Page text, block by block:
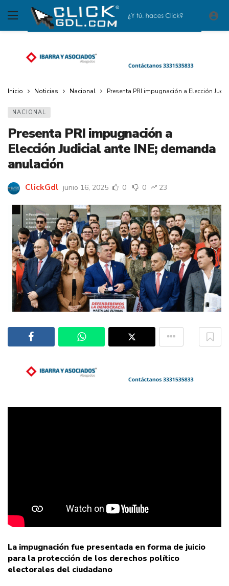
Inicio Noticias Nacional Presenta PRI impugnación a Elección
NACIONAL
Presenta PRI impugnación a
Elección Judicial ante INE; demanda
anulación
ClickGdl junio 16, 2025 0 0 23
La impugnación fue presentada en forma de juicio
para la protección de los derechos político
electorales del ciudadano